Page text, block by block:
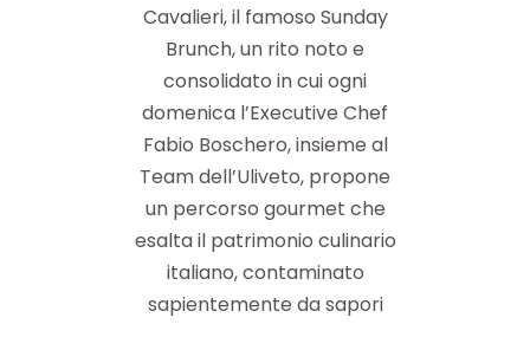
Cavalieri, il famoso Sunday
Brunch, un rito noto e
consolidato in cui ogni
domenica l’Executive Chef
Fabio Boschero, insieme al
Team dell’Uliveto, propone
un percorso gourmet che
esalta il patrimonio culinario
italiano, contaminato
sapientemente da sapori